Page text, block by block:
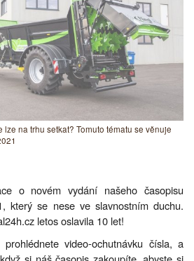
na trhu setkat? Tomuto tématu se věnuje
o novém vydání našeho časopisu
který se nese ve slavnostním duchu.
letos oslavila 10 let!
video-ochutnávku čísla, a